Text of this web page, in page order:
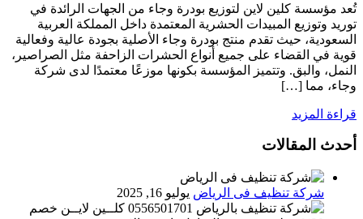
تُعد مؤسسة كلين لاين لتوزيع بودرة وجاء من الجهات الرائدة في
توريد وتوزيع المبيدات الحشرية المعتمدة داخل المملكة العربية
السعودية، حيث تقدم منتج بودرة وجاء الأصلية بجودة عالية وفعالية
قوية في القضاء على جميع أنواع الحشرات الزاحفة مثل الصراصير،
النمل، والبق. وتتميز المؤسسة بكونها موزعًا معتمدًا لدى شركة
وجاء، مما […]
قراءة المزيد
أحدث المقالات
شركة تنظيف فى الرياض يوليو 16, 2025